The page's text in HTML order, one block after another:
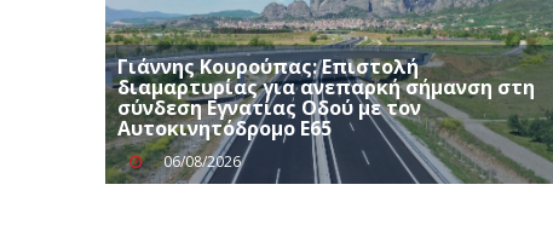
Γιάννης Κουρούπας: Επιστολή
διαμαρτυρίας για ανεπαρκή σήμανση στη
σύνδεση Εγνατίας Οδού με τον
Αυτοκινητόδρομο Ε65
06/08/2026